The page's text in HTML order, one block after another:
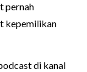
pernah
kepemilikan
di kanal